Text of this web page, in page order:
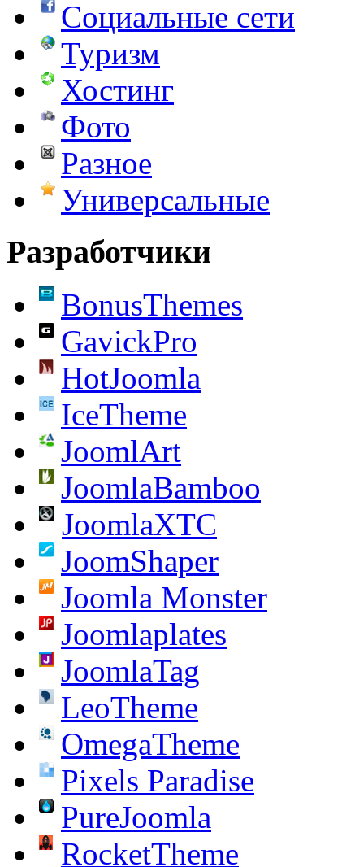
Социальные сети
Туризм
Хостинг
Фото
Разное
Универсальные
Разработчики
BonusThemes
GavickPro
HotJoomla
IceTheme
JoomlArt
JoomlaBamboo
JoomlaXTC
JoomShaper
Joomla Monster
Joomlaplates
JoomlaTag
LeoTheme
OmegaTheme
Pixels Paradise
PureJoomla
RocketTheme